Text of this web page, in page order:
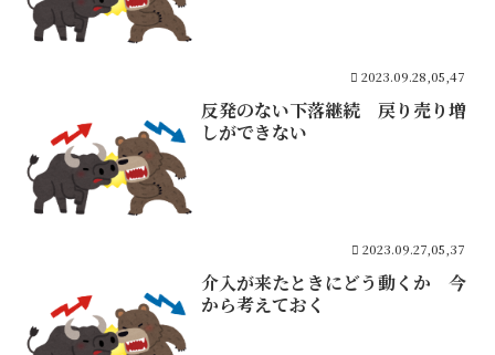
2023.09.28,05,47
反発のない下落継続 戻り売り増
しができない
2023.09.27,05,37
介入が来たときにどう動くか 今
から考えておく